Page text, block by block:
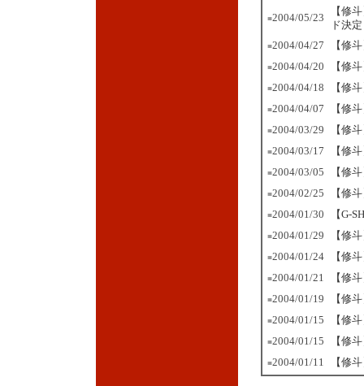
■2004/05/23
【修
ド決定
■2004/04/27 【修
■2004/04/20 【修
■2004/04/18 【修
■2004/04/07 【修
■2004/03/29 【修
■2004/03/17 【修
■2004/03/05 【修
■2004/02/25 【修
■2004/01/30 【G-
■2004/01/29 【修
■2004/01/24 【修
■2004/01/21 【修
■2004/01/19 【修
■2004/01/15 【修
■2004/01/15 【修
■2004/01/11 【修